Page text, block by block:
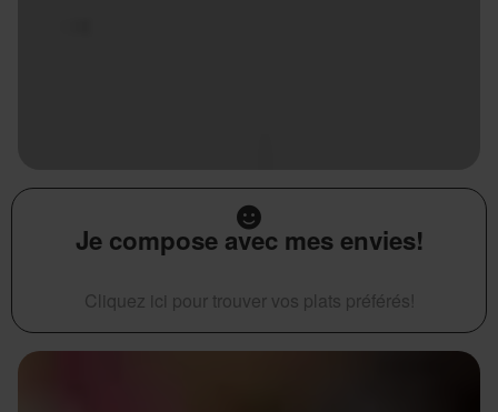
Je compose avec mes envies!
Cliquez ici pour trouver vos plats préférés!